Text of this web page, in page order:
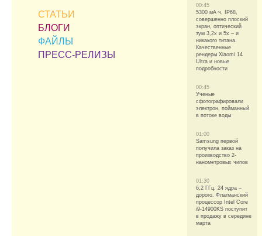
СТАТЬИ
БЛОГИ
ФАЙЛЫ
ПРЕСС-РЕЛИЗЫ
00:45
5300 мА·ч, IP68,
совершенно плоский
экран, оптический
зум 3,2х и 5х – и
никакого титана.
Качественные
рендеры Xiaomi 14
Ultra и новые
подробности
00:45
Ученые
сфотографировали
электрон, пойманный
в потоке воды
01:00
Samsung первой
получила заказ на
производство 2-
нанометровых чипов
01:30
6,2 ГГц, 24 ядра –
дорого. Флагманский
процессор Intel Core
i9-14900KS поступит
в продажу в середине
марта